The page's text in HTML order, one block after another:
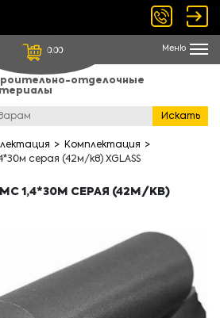
0.00 Меню
отделочные
Искать
Комплектация
серая (42м/кв) XGLASS
1,4*30М СЕРАЯ (42М/КВ)